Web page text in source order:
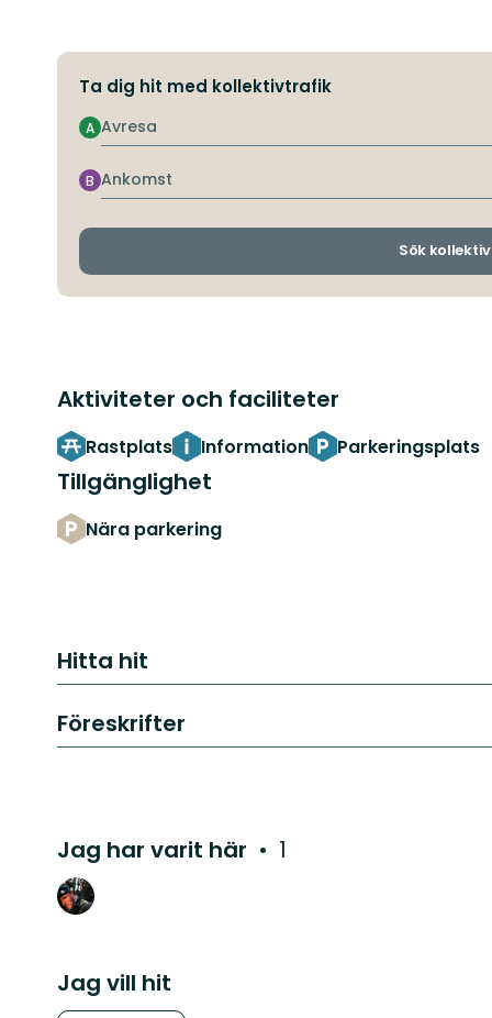
Ta dig hit med kollektivtrafik
Avresa
A
Ankomst
B
Sök
Aktiviteter och faciliteter
Rastplats Information Parkeringsplats
Tillgänglighet
Nära parkering
Hitta hit
Föreskrifter
Jag har varit här 1
Jag vill hit